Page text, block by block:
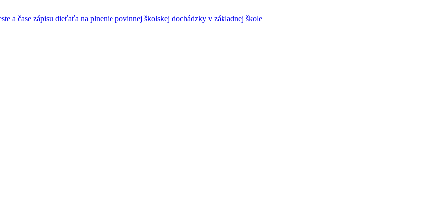
a čase zápisu dieťaťa na plnenie povinnej školskej dochádzky v základnej škole